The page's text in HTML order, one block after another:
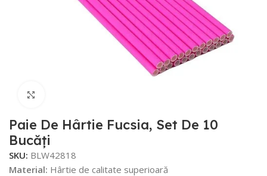
Paie De Hârtie Fucsia, Set De 10
Bucăți
SKU: BLW42818
Material: Hârtie de calitate superioară